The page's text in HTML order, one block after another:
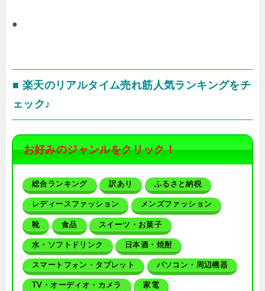
●
■ 楽天のリアルタイム売れ筋人気ランキングをチ
ェック♪
お好みのジャンルをクリック！
総合ランキング 訳あり ふるさと納税
レディースファッション メンズファッション
靴 食品 スイーツ・お菓子
水・ソフトドリンク 日本酒・焼酎
スマートフォン・タブレット パソコン・周辺機器
TV・オーディオ・カメラ 家電